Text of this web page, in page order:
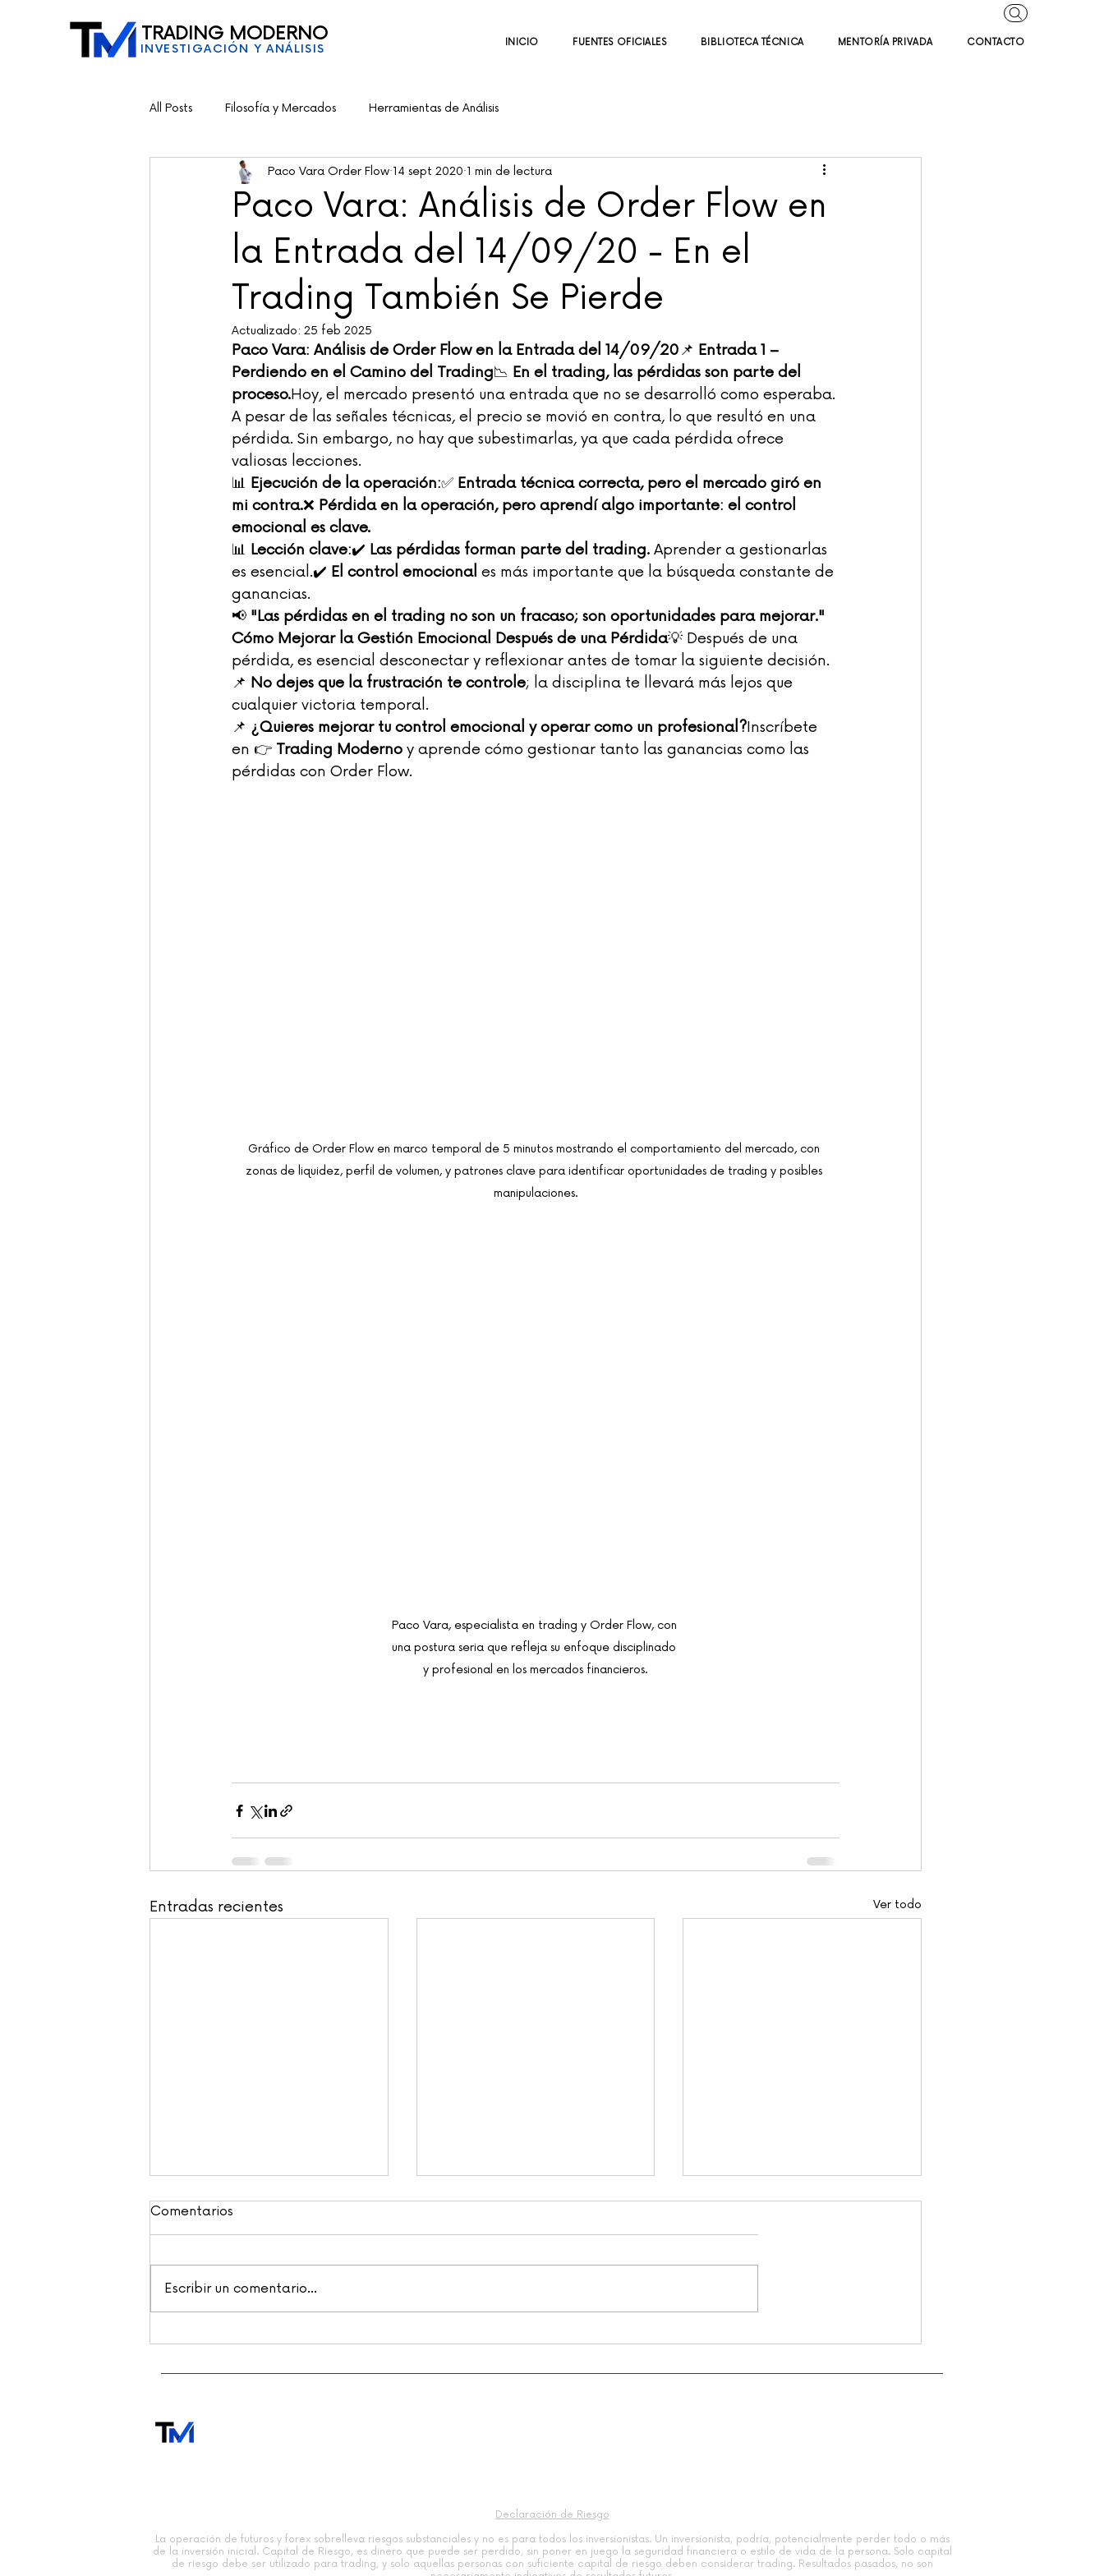
TRADING MODERNO
INVESTIGACIÓN Y ANÁLISIS INICIO FUENTES OFICIALES BIBLIOTECA TÉCNICA MENTORÍA PRIVADA CONTACTO
All Posts Filosofía y Mercados Herramientas de Análisis
Paco Vara: Análisis de Order Flow en
la Entrada del 14/09/20 - En el
Trading También Se Pierde
Paco Vara Order Flow 14 sept 2020 1 min de lectura
Actualizado: 25 feb 2025
Paco Vara: Análisis de Order Flow en la Entrada del 14/09/20📌 Entrada 1 –
Perdiendo en el Camino del Trading📉 En el trading, las pérdidas son parte del
proceso.Hoy, el mercado presentó una entrada que no se desarrolló como esperaba.
A pesar de las señales técnicas, el precio se movió en contra, lo que resultó en una
pérdida. Sin embargo, no hay que subestimarlas, ya que cada pérdida ofrece
valiosas lecciones.
📊 Ejecución de la operación:✅ Entrada técnica correcta, pero el mercado giró en
mi contra.❌ Pérdida en la operación, pero aprendí algo importante: el control
emocional es clave.
📊 Lección clave:✔️ Las pérdidas forman parte del trading. Aprender a gestionarlas
es esencial.✔️ El control emocional es más importante que la búsqueda constante de
ganancias.
📢 "Las pérdidas en el trading no son un fracaso; son oportunidades para mejorar."
Cómo Mejorar la Gestión Emocional Después de una Pérdida💡 Después de una
pérdida, es esencial desconectar y reflexionar antes de tomar la siguiente decisión.
📌 No dejes que la frustración te controle; la disciplina te llevará más lejos que
cualquier victoria temporal.
📌 ¿Quieres mejorar tu control emocional y operar como un profesional?Inscríbete
en 👉 Trading Moderno y aprende cómo gestionar tanto las ganancias como las
pérdidas con Order Flow.
Gráfico de Order Flow en marco temporal de 5 minutos mostrando el comportamiento del mercado, con
zonas de liquidez, perfil de volumen, y patrones clave para identificar oportunidades de trading y posibles
manipulaciones.
Paco Vara, especialista en trading y Order Flow, con
una postura seria que refleja su enfoque disciplinado
y profesional en los mercados financieros.
Entradas recientes Ver todo
que dice la evidencia
incertidumbre | Paco Vara
Movimiento Real del
Comentarios
Escribir un comentario...
Declaración de Riesgo
La operación de futuros y forex sobrelleva riesgos substanciales y no es para todos los inversionistas. Un inversionista, podría, potencialmente perder todo o más
de la inversión inicial. Capital de Riesgo, es dinero que puede ser perdido, sin poner en juego la seguridad financiera o estilo de vida de la persona. Solo capital
de riesgo debe ser utilizado para trading, y solo aquellas personas con suficiente capital de riesgo deben considerar trading. Resultados pasados, no son